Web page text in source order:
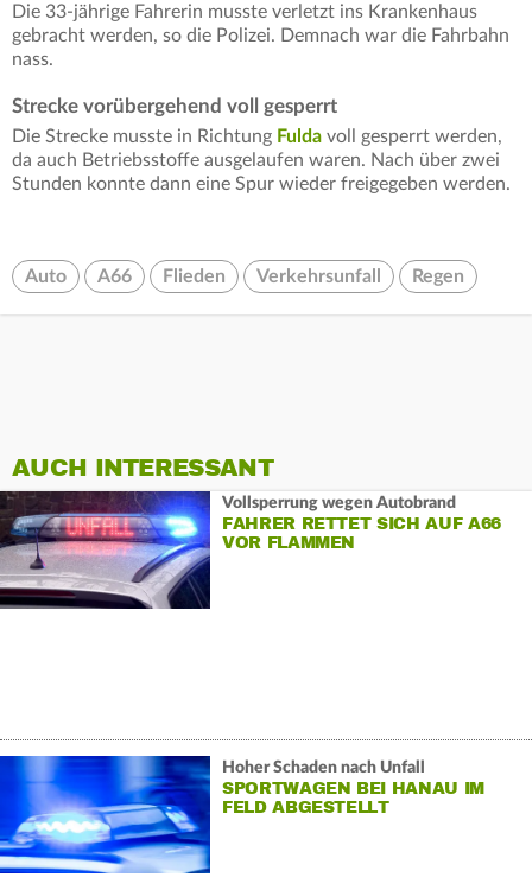
Die 33-jährige Fahrerin musste verletzt ins Krankenhaus
gebracht werden, so die Polizei. Demnach war die Fahrbahn
nass.
Strecke vorübergehend voll gesperrt
Die Strecke musste in Richtung Fulda voll gesperrt werden,
da auch Betriebsstoffe ausgelaufen waren. Nach über zwei
Stunden konnte dann eine Spur wieder freigegeben werden.
Auto A66 Flieden Verkehrsunfall Regen
AUCH INTERESSANT
Vollsperrung wegen Autobrand
FAHRER RETTET SICH AUF A66
VOR FLAMMEN
Hoher Schaden nach Unfall
SPORTWAGEN BEI HANAU IM
FELD ABGESTELLT